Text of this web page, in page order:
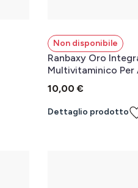
Non disponibile
Ranbaxy Oro
Multivitaminico
10,00 €
Dettaglio prodotto